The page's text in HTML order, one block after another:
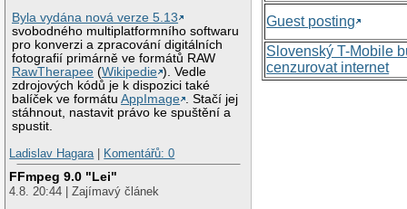
Byla vydána nová verze 5.13
svobodného multiplatformního softwaru
pro konverzi a zpracování digitálních
fotografií primárně ve formátů RAW
RawTherapee (Wikipedie ). Vedle
zdrojových kódů je k dispozici také
balíček ve formátuAppImage . Stačí jej
stáhnout, nastavit právo ke spuštění a
spustit.
Ladislav Hagara
Komentářů: 0
FFmpeg 9.0 "Lei"
4.8. 20:44 | Zajímavý článek
Guest posting
Slovenský T-Mobile
cenzurovat internet